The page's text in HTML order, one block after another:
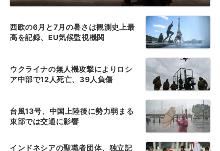
西欧の6月と7月の暑さは観測史上最
高を記録、EU気候監視機関
ウクライナの無人機攻撃によりロシ
ア中部で12人死亡、39人負傷
台風13号、中国上陸後に勢力弱まる
東部では交通に影響
インドネシアの聖職者団体、独立記